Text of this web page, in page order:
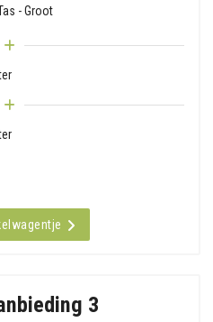
- Groot
3